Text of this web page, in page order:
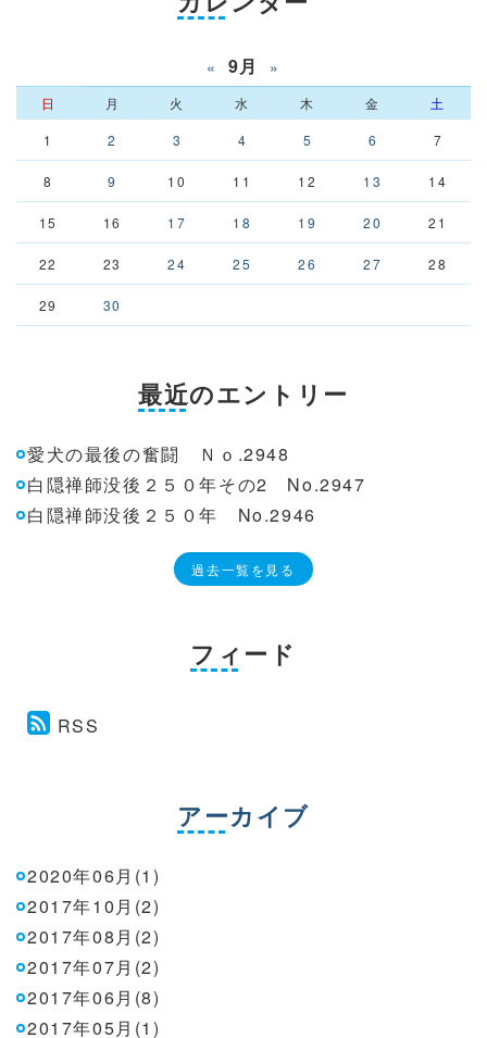
« 9月 »
日 月 火 水 木 金
土
1
2 3 4 5 6 7
8 9 10 11 12 13 14
15 16 17 18 19 20 21
22 23 24 25 26 27 28
29 30
最近のエントリー
愛犬の最後の奮闘 Ｎｏ.2948
白隠禅師没後２５０年その2 No.2947
白隠禅師没後２５０年 No.2946
過去一覧を見る
フィード
RSS
アーカイブ
2020年06月(1)
2017年10月(2)
2017年08月(2)
2017年07月(2)
2017年06月(8)
2017年05月(1)